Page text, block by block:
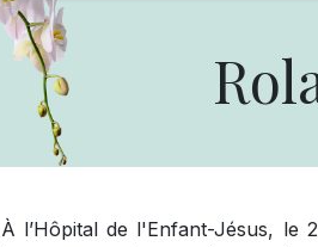
À l’Hôpital de l'Enfant-Jésus, le